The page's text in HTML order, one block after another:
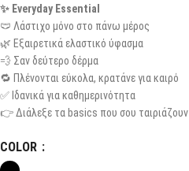
✨ Everyday Essential
🩲 Λάστιχο μόνο στο πάνω μέρος
🌿 Εξαιρετικά ελαστικό ύφασμα
💨 Σαν δεύτερο δέρμα
🔁 Πλένονται εύκολα, κρατάνε για καιρό
✅ Ιδανικά για καθημερινότητα
👉 Διάλεξε τα basics που σου ταιριάζουν
COLOR